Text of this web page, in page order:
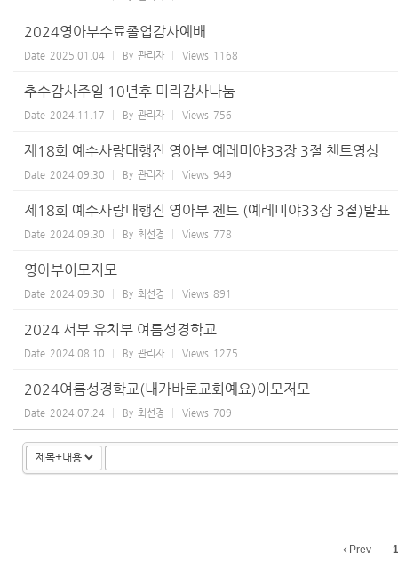
2024영아부수료졸업감사예배
Date 2025.01.04 By 관리자 Views 1168
추수감사주일 10년후 미리감사나눔
Date 2024.11.17 By 관리자 Views 756
제18회 예수사랑대행진 영아부 예레미야33장 3절 챈트영상
Date 2024.09.30 By 관리자 Views 949
제18회 예수사랑대행진 영아부 첸트 (예레미야33장 3절)발표
Date 2024.09.30 By 최선경 Views 778
영아부이모저모
Date 2024.09.30 By 최선경 Views 891
2024 서부 유치부 여름성경학교
Date 2024.08.10 By 관리자 Views 1275
2024여름성경학교(내가바로교회예요)이모저모
Date 2024.07.24 By 최선경 Views 709
Prev 1